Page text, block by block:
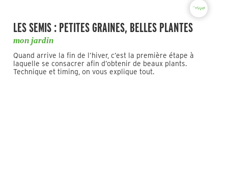
LES SEMIS : PETITES GRAINES, BELLES PLANTES
mon jardin
Quand arrive la fin de l’hiver, c’est la première étape à
laquelle se consacrer afin d’obtenir de beaux plants.
Technique et timing, on vous explique tout.